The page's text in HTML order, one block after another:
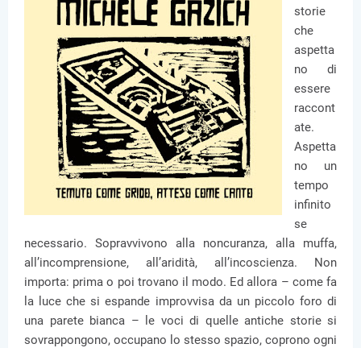
storie
che
aspetta
no di
essere
raccont
ate.
Aspetta
no un
tempo
infinito
se
necessario. Sopravvivono alla noncuranza, alla muffa,
all’incomprensione, all’aridità, all’incoscienza. Non
importa: prima o poi trovano il modo. Ed allora – come fa
la luce che si espande improvvisa da un piccolo foro di
una parete bianca – le voci di quelle antiche storie si
sovrappongono, occupano lo stesso spazio, coprono ogni